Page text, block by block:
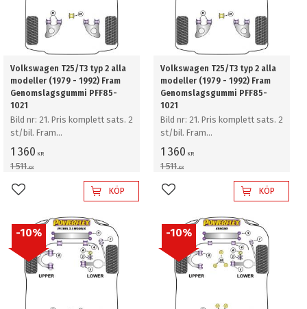
Volkswagen T25/T3 typ 2 alla
modeller (1979 - 1992) Fram
Genomslagsgummi PFF85-
1021
Bild nr: 21. Pris komplett sats. 2
st/bil. Fram
Genomslagsgummi
1 360 KR
1 511KR
Lägg till i favoriterKÖP
Volkswagen T25/T3 typ 2 alla
modeller (1979 - 1992) Fram
Genomslagsgummi PFF85-
1021
Bild nr: 21. Pris komplett sats. 2
st/bil. Fram
Genomslagsgummi
1 360 KR
1 511KR
Lägg till i favoriterKÖP
10% 10%